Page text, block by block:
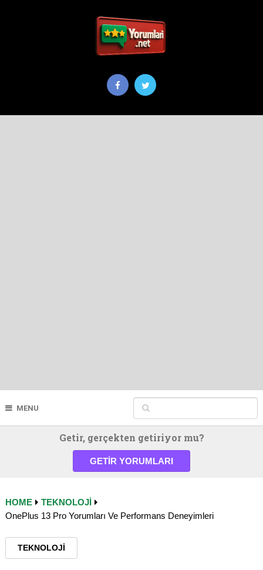
MENU
Getir, gerçekten getiriyor mu?
GETIR YORUMLARI
HOME
TEKNOLOJI
OnePlus 13 Pro Yorumları Ve Performans Deneyimleri
TEKNOLOJI